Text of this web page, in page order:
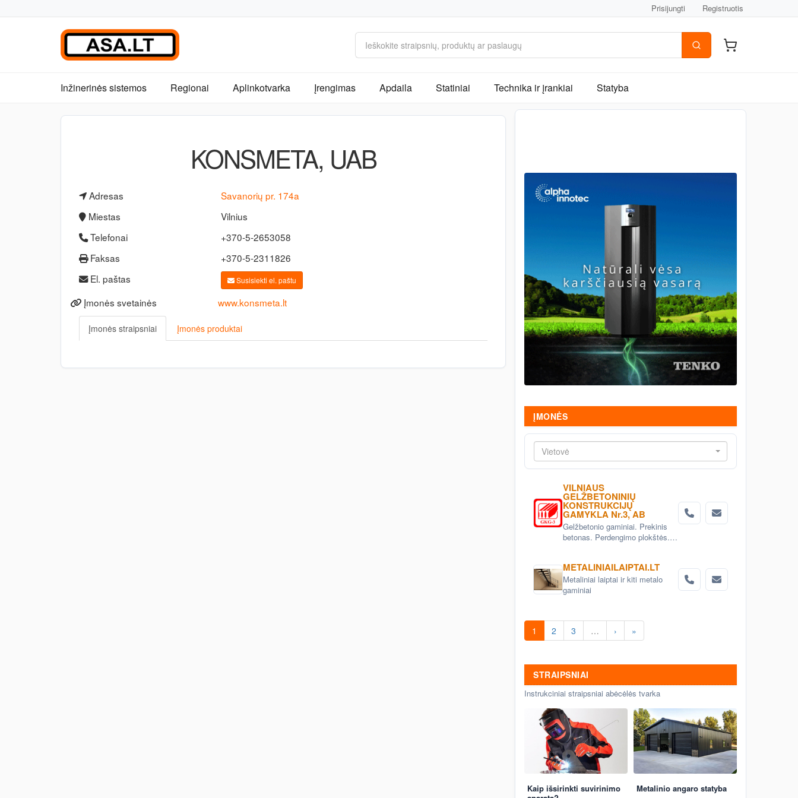
Prisijungti Registruotis
Inžinerinės sistemos Regionai Aplinkotvarka Įrengimas Apdaila Statiniai Technika ir įrankiai Statyba
KONSMETA, UAB
Adresas
Savanorių pr. 174a
Miestas
Vilnius
Telefonai
+370-5-2653058
Faksas
+370-5-2311826
El. paštas
Susisiekti el. paštu
Įmonės svetainės www.konsmeta.lt
Įmonės straipsniai Įmonės produktai
ĮMONĖS
Vietovė
VILNIAUS
GELŽBETONINIŲ
KONSTRUKCIJŲ
GAMYKLA Nr.3, AB
Gelžbetonio gaminiai. Prekinis
betonas. Perdengimo plokštės.
Betoniniai šulinio žiedai. Tvoros
elementai
METALINIAILAIPTAI.LT
Metaliniai laiptai ir kiti metalo
gaminiai
1 2 3 … › »
STRAIPSNIAI
Instrukciniai straipsniai abėcėlės tvarka
Kaip išsirinkti suvirinimo
Metalinio angaro statyba